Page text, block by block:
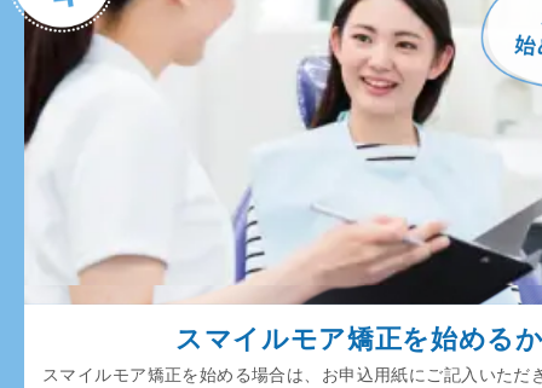
スマイルモア矯正を始める
スマイルモア矯正を始める場合は、お申込用紙にご記入いただ